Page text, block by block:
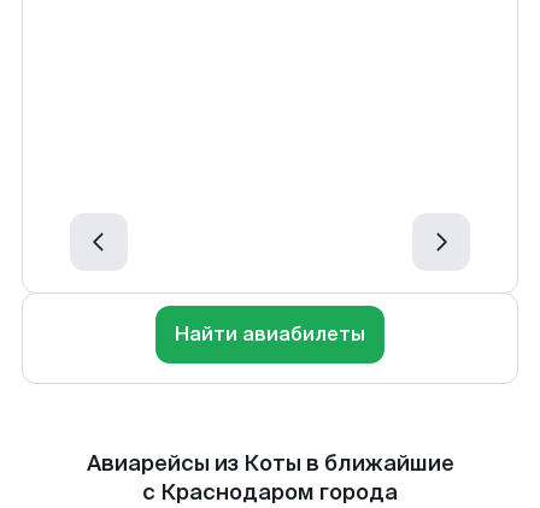
Найти авиабилеты
Авиарейсы из Коты в ближайшие
с Краснодаром города